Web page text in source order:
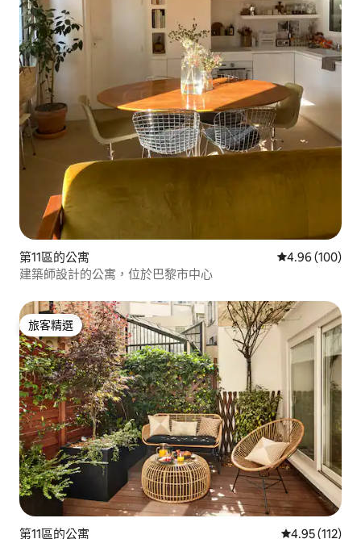
第11區的公寓 從 100 則評價
4.96 (100)
建築師設計的公寓，位於巴黎市中心
旅客精選
旅客精選
第11區的公寓 從 112 則評價
4.95 (112)